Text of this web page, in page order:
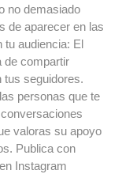
no demasiado
de aparecer en las
audiencia: El
de compartir
tus seguidores.
personas que te
valoras su apoyo
Publica con
Instagram